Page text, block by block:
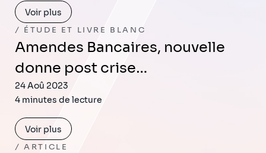
Voir plus
ÉTUDE ET LIVRE BLANC
Amendes Bancaires, nouvelle
donne post crise…
24 Aoû 2023
4 minutes de lecture
Voir plus
ARTICLE